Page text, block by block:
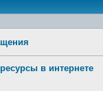
в интернете